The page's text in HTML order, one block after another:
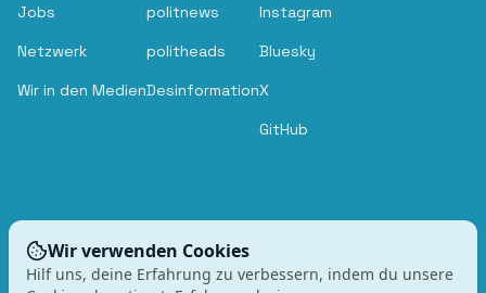
Wir verwenden Cookies
Hilf uns, deine Erfahrung zu verbessern, indem du unsere
Jobs
Netzwerk
Wir in den Medien
politnews
politheads
Desinformation
Instagram
Bluesky
X
GitHub